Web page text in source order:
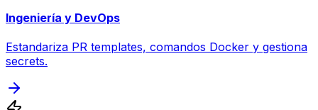
Ingeniería y DevOps
Estandariza PR templates, comandos Docker y gestiona
secrets.